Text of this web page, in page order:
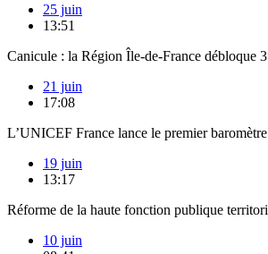
25 juin
13:51
Canicule : la Région Île-de-France débloque
21 juin
17:08
L’UNICEF France lance le premier
19 juin
13:17
Réforme de la haute fonction publique
10 juin